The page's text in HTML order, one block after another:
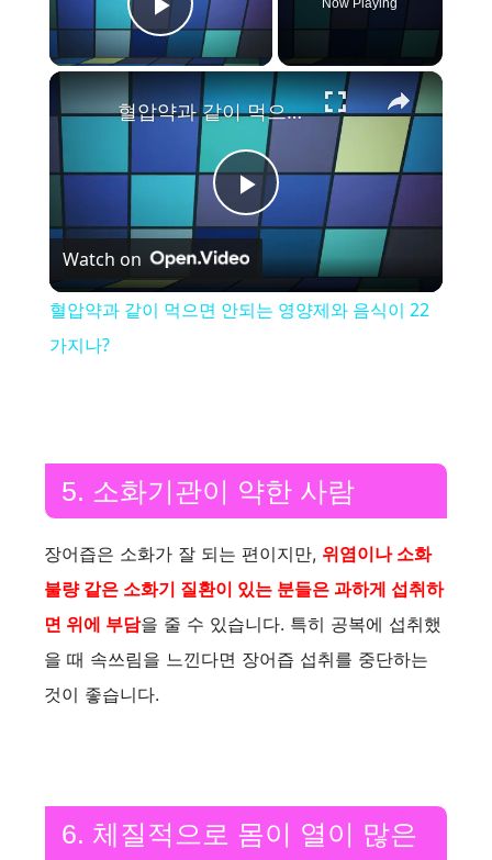
Play Video
Now Playing
×
P
V
i
d
e
혈압약과 같이 먹으면 안되는 영양제와 음식이 22가지나?
Watch on
혈압약과 같이 먹으면 안되는 영양제와 음식이 22
가지나?
5. 소화기관이 약한 사람
장어즙은 소화가 잘 되는 편이지만, 위염이나 소화
불량 같은 소화기 질환이 있는 분들은 과하게 섭취하
면 위에 부담을 줄 수 있습니다. 특히 공복에 섭취했
을 때 속쓰림을 느낀다면 장어즙 섭취를 중단하는
것이 좋습니다.
6. 체질적으로 몸이 열이 많은